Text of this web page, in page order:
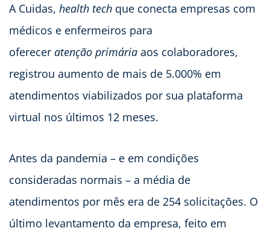
A Cuidas, health tech que conecta empresas com
médicos e enfermeiros para
oferecer atenção primária aos colaboradores,
registrou aumento de mais de 5.000% em
atendimentos viabilizados por sua plataforma
virtual nos últimos 12 meses.
Antes da pandemia – e em condições
consideradas normais – a média de
atendimentos por mês era de 254 solicitações. O
último levantamento da empresa, feito em